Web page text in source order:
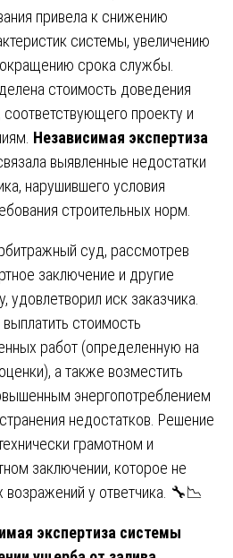
привела к снижению
системы, увеличению
срока службы.
стоимость доведения
проекту и
Независимая экспертиза
выявленные недостатки
нарушившего условия
строительных норм.
суд, рассмотрев
заключение и другие
удовлетворил иск заказчика.
стоимость
работ (определенную на
а также возместить
энергопотреблением
недостатков. Решение
грамотном и
заключении, которое не
у ответчика. 🔧📉
экспертиза системы